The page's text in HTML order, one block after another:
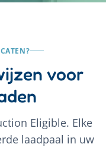
voor
Eligible. Elke
laadpaal in uw